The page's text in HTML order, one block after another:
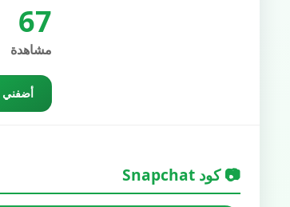
67
مشاهدة
أضفني
📷 كود Snapchat